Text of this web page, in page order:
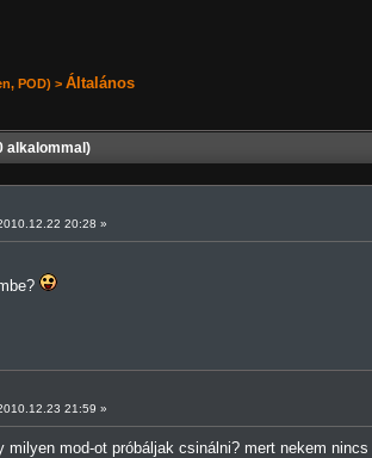
, POD) > Általános
alkalommal)
20:28 »
21:59 »
mod-ot próbáljak csinálni? mert nekem nincs